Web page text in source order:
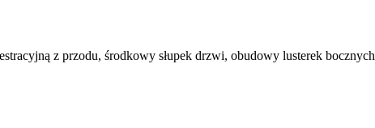
z przodu, środkowy słupek drzwi, obudowy lusterek bocznych